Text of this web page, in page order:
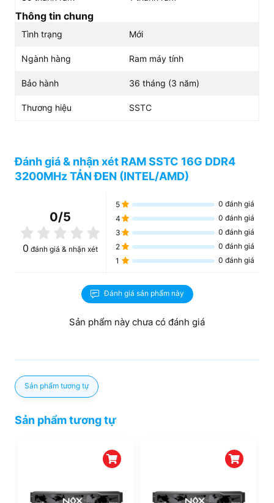
Thông tin chung
Tình trạng Mới
Ngành hàng Ram máy tính
Bảo hành 36 tháng (3 năm)
Thương hiệu SSTC
Đánh giá & nhận xét RAM SSTC 16G DDR4
3200MHz TẢN ĐEN (INTEL/AMD)
0/5
0 đánh giá & nhận xét
5 0 đánh giá
4
0 đánh giá
3
0 đánh giá
2
0 đánh giá
1
0 đánh giá
Đánh giá sản phẩm này
Sản phẩm này chưa có đánh giá
Sản phẩm tương tự
Sản phẩm tương tự